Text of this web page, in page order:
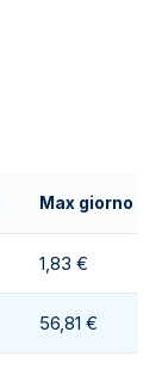
Max giorno
1,83 €
56,81 €